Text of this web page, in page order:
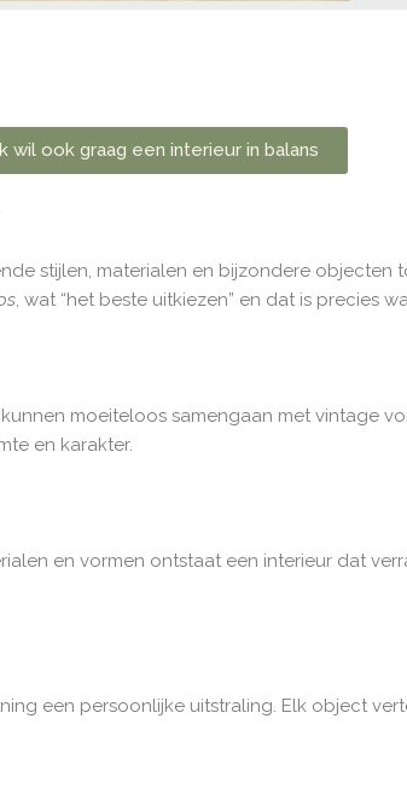
wil ook graag een interieur in balans
stijlen, materialen en bijzondere objecten
, wat “het beste uitkiezen” en dat is precies
moeiteloos samengaan met vintage
en karakter.
en vormen ontstaat een interieur dat
een persoonlijke uitstraling. Elk object